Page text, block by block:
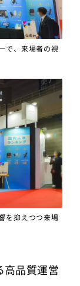
で、来場者の視
を抑えつつ来場
高品質運営